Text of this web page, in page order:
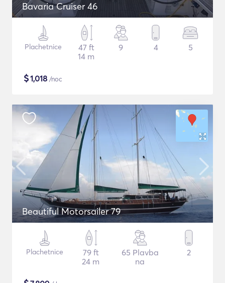
Bavaria Cruiser 46
Plachetnice
47 ft
14 m
9 4 5
$1,018 /noc
Beautiful Motorsailer 79
Plachetnice
79 ft
24 m
65 Plavba
na
2